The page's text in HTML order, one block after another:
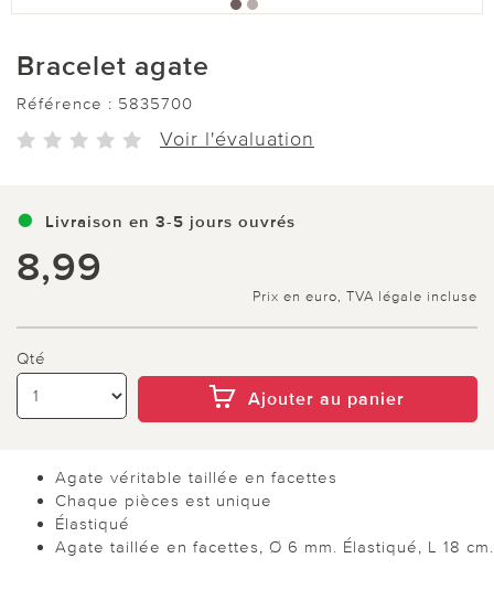
Bracelet agate
Référence : 5835700
Voir l'évaluation
Livraison en 3-5 jours ouvrés
8,99
Prix en euro, TVA légale incluse
Qté
Ajouter au panier
Agate véritable taillée en facettes
Chaque pièces est unique
Élastiqué
Agate taillée en facettes, Ø 6 mm. Élastiqué, L 18 cm.